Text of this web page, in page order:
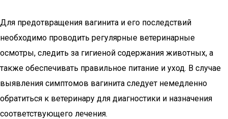
Для предотвращения вагинита и его последствий
необходимо проводить регулярные ветеринарные
осмотры, следить за гигиеной содержания животных, а
также обеспечивать правильное питание и уход. В случае
выявления симптомов вагинита следует немедленно
обратиться к ветеринару для диагностики и назначения
соответствующего лечения.